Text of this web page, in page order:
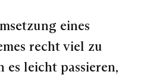
eines
recht viel zu
es leicht passieren,